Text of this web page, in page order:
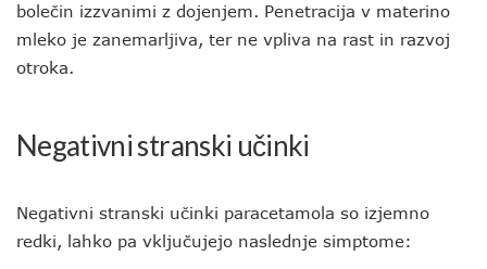
bolečin izzvanimi z dojenjem. Penetracija v materino
mleko je zanemarljiva, ter ne vpliva na rast in razvoj
otroka.
Negativni stranski učinki
Negativni stranski učinki paracetamola so izjemno
redki, lahko pa vključujejo naslednje simptome: